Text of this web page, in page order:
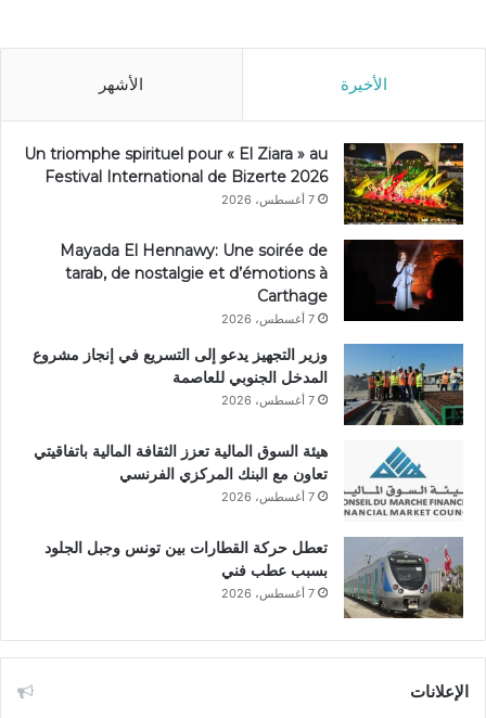
الأخيرة الأشهر
Un triomphe spirituel pour « El Ziara » au
Festival International de Bizerte 2026
7 أغسطس، 2026
Mayada El Hennawy: Une soirée de
tarab, de nostalgie et d’émotions à
Carthage
7 أغسطس، 2026
وزير التجهيز يدعو إلى التسريع في إنجاز مشروع
المدخل الجنوبي للعاصمة
7 أغسطس، 2026
هيئة السوق المالية تعزز الثقافة المالية باتفاقيتي
تعاون مع البنك المركزي الفرنسي
7 أغسطس، 2026
تعطل حركة القطارات بين تونس وجبل الجلود
بسبب عطب فني
7 أغسطس، 2026
الإعلانات